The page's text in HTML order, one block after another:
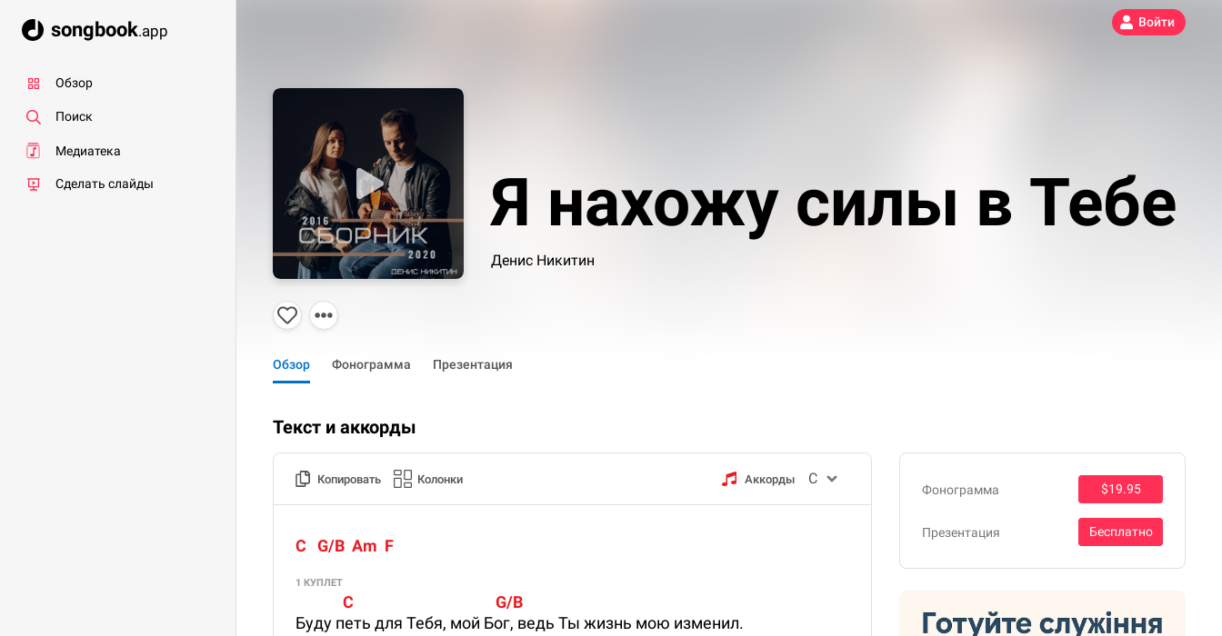
songbook.app
Обзор
Поиск
Медиатека
Сделать слайды
Войти
Я нахожу силы в Тебе
Денис Никитин
Обзор Фонограмма Презентация
Текст и аккорды
Копировать Колонки Аккорды
C   G/B  Am  F
1 КУПЛЕТ
             C                                       G/B
Буду петь для Тебя, мой Бог, ведь Ты жизнь мою изменил.
Фонограмма $19.95
Презентация Бесплатно